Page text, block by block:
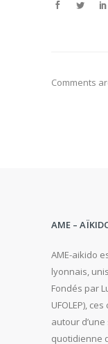
Comments
AME –
AME-aikido
lyonnais,
Fondés par
UFOLEP),
autour
quotidienne